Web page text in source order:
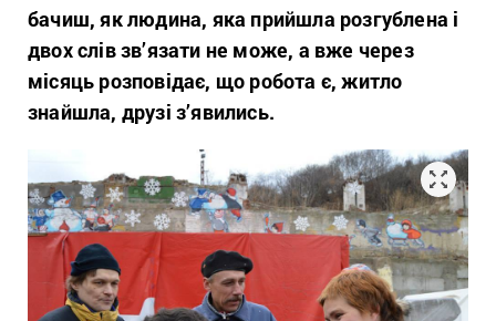
бачиш, як людина, яка прийшла розгублена і
двох слів зв’язати не може, а вже через
місяць розповідає, що робота є, житло
знайшла, друзі з’явились.